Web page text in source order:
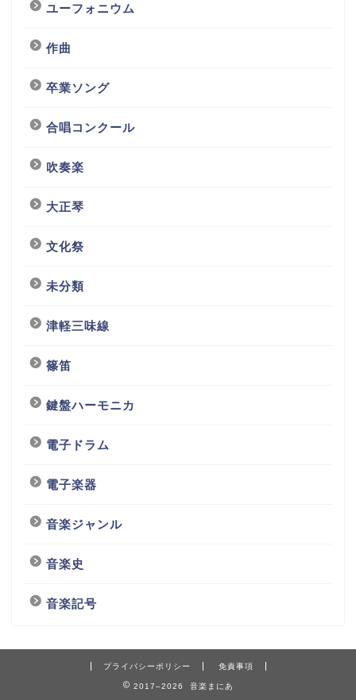
ユーフォニウム
作曲
卒業ソング
合唱コンクール
吹奏楽
大正琴
文化祭
未分類
津軽三味線
篠笛
鍵盤ハーモニカ
電子ドラム
電子楽器
音楽ジャンル
音楽史
音楽記号
プライバシーポリシー 免責事項
2017–2026 音楽まにあ